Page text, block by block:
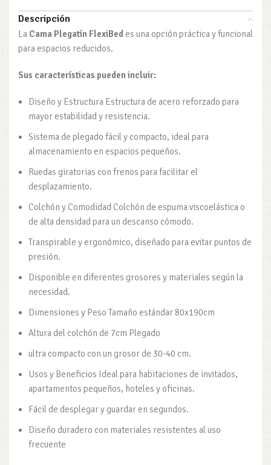
Descripción
La Cama Plegatín FlexiBed es una opción práctica y funcional
para espacios reducidos.
Sus características pueden incluir:
Diseño y Estructura Estructura de acero reforzado para
mayor estabilidad y resistencia.
Sistema de plegado fácil y compacto, ideal para
almacenamiento en espacios pequeños.
Ruedas giratorias con frenos para facilitar el
desplazamiento.
Colchón y Comodidad Colchón de espuma viscoelástica o
de alta densidad para un descanso cómodo.
Transpirable y ergonómico, diseñado para evitar puntos de
presión.
Disponible en diferentes grosores y materiales según la
necesidad.
Dimensiones y Peso Tamaño estándar 80x190cm
Altura del colchón de 7cm Plegado
ultra compacto con un grosor de 30-40 cm.
Usos y Beneficios Ideal para habitaciones de invitados,
apartamentos pequeños, hoteles y oficinas.
Fácil de desplegar y guardar en segundos.
Diseño duradero con materiales resistentes al uso
frecuente